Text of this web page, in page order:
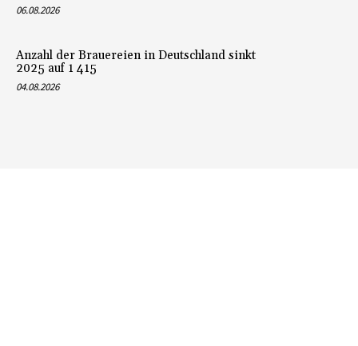
06.08.2026
Anzahl der Brauereien in Deutschland sinkt
2025 auf 1 415
04.08.2026